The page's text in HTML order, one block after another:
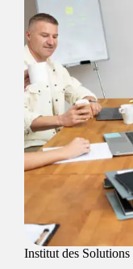
Institut des Solutions